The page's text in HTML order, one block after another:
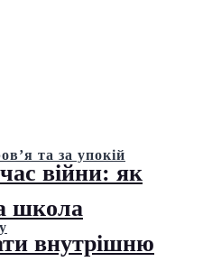
та за упокій
війни: як
школа
внутрішню